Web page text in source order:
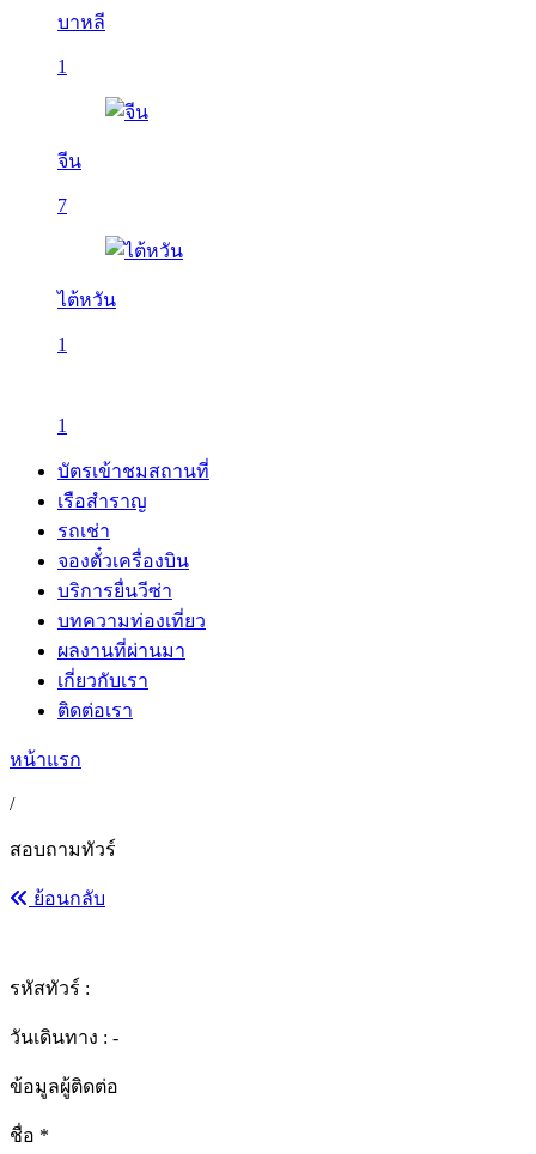
บาหลี
1
จีน
7
ไต้หวัน
1
1
บัตรเข้าชมสถานที่
เรือสำราญ
รถเช่า
จองตั๋วเครื่องบิน
บริการยื่นวีซ่า
บทความท่องเที่ยว
ผลงานที่ผ่านมา
เกี่ยวกับเรา
ติดต่อเรา
หน้าแรก
/
สอบถามทัวร์
ย้อนกลับ
รหัสทัวร์ :
วันเดินทาง : -
ข้อมูลผู้ติดต่อ
ชื่อ *